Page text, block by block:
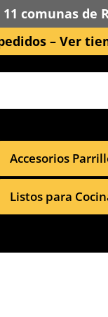
comunas de
– Ver
Accesorios
Listos para